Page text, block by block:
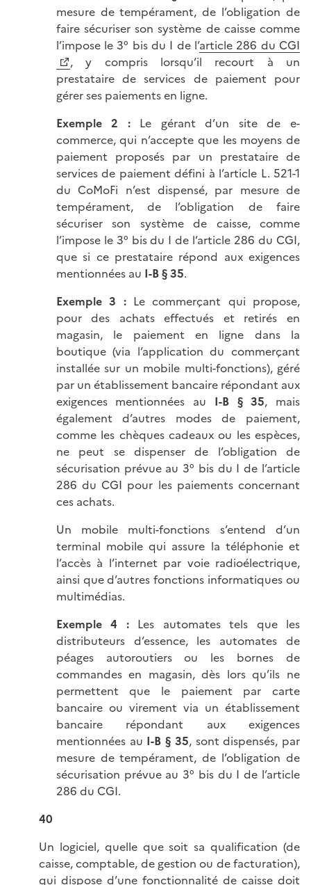
mesure de tempérament, de l’obligation de
faire sécuriser son système de caisse comme
l’impose le 3° bis du I de l’article 286 du CGI
, y compris lorsqu’il recourt à un
prestataire de services de paiement pour
gérer ses paiements en ligne.
Exemple 2 :Le gérant d’un site de e-
commerce, qui n’accepte que les moyens de
paiement proposés par un prestataire de
services de paiement défini à l’article L. 521-1
du CoMoFi n’est dispensé, par mesure de
tempérament, de l’obligation de faire
sécuriser son système de caisse, comme
l’impose le 3° bis du I de l’article 286 du CGI,
que si ce prestataire répond aux exigences
mentionnées au I-B § 35.
Exemple 3 :Le commerçant qui propose,
pour des achats effectués et retirés en
magasin, le paiement en ligne dans la
boutique (via l’application du commerçant
installée sur un mobile multi-fonctions), géré
par un établissement bancaire répondant aux
exigences mentionnées au I-B § 35, mais
également d’autres modes de paiement,
comme les chèques cadeaux ou les espèces,
ne peut se dispenser de l’obligation de
sécurisation prévue au 3° bis du I de l’article
286 du CGI pour les paiements concernant
ces achats.
Un mobile multi-fonctions s’entend d’un
terminal mobile qui assure la téléphonie et
l’accès à l’internet par voie radioélectrique,
ainsi que d’autres fonctions informatiques ou
multimédias.
Exemple 4 :Les automates tels que les
distributeurs d’essence, les automates de
péages autoroutiers ou les bornes de
commandes en magasin, dès lors qu’ils ne
permettent que le paiement par carte
bancaire ou virement via un établissement
bancaire répondant aux exigences
mentionnées au I-B § 35, sont dispensés, par
mesure de tempérament, de l’obligation de
sécurisation prévue au 3° bis du I de l’article
286 du CGI.
40
Un logiciel, quelle que soit sa qualification (de
caisse, comptable, de gestion ou de facturation),
qui dispose d’une fonctionnalité de caisse doit